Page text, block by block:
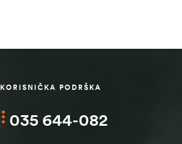
KORISNIČKA PODRŠKA
035 644-082